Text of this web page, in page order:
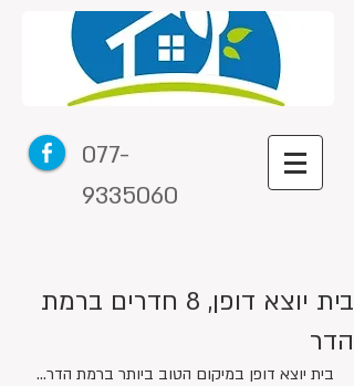
077-
9335060
בית יוצא דופן, 8 חדרים ברמת
הדר
בית יוצא דופן במיקום הטוב ביותר ברמת הדר...